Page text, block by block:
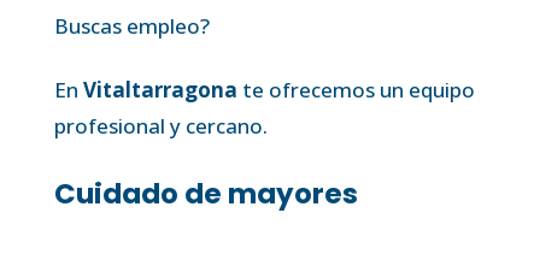
Buscas empleo?
En Vitaltarragona te ofrecemos un equipo
profesional y cercano.
Cuidado de mayores